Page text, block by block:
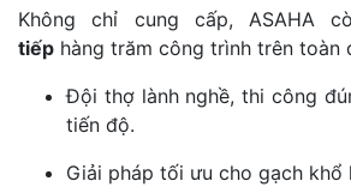
Không chỉ cung cấp, ASAHA
tiếp hàng trăm công trình trên toàn
Đội thợ lành nghề, thi công
tiến độ.
Giải pháp tối ưu cho gạch khổ